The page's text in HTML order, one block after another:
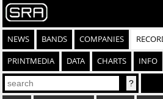
NEWS BANDS COMPANIES
PRINTMEDIA DATA CHARTS INFO